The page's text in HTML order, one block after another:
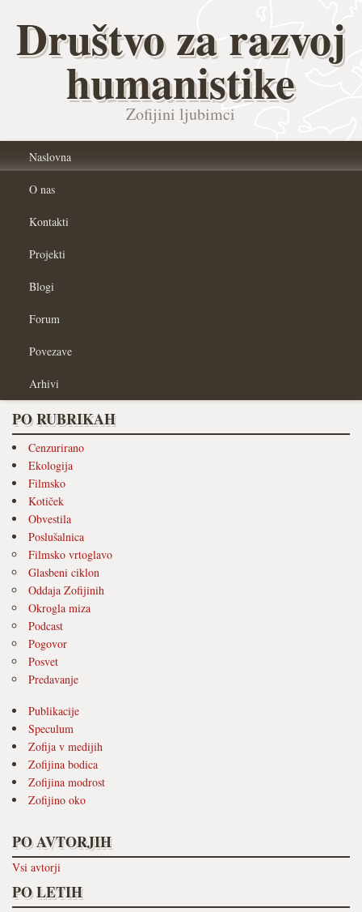
Društvo za razvoj
humanistike
Zofijini ljubimci
Naslovna
O nas
Kontakti
Projekti
Blogi
Forum
Povezave
Arhivi
PO RUBRIKAH
Cenzurirano
Ekologija
Filmsko
Kotiček
Obvestila
Poslušalnica
Filmsko vrtoglavo
Glasbeni ciklon
Oddaja Zofijinih
Okrogla miza
Podcast
Pogovor
Posvet
Predavanje
Publikacije
Speculum
Zofija v medijih
Zofijina bodica
Zofijina modrost
Zofijino oko
PO AVTORJIH
Vsi avtorji
PO LETIH